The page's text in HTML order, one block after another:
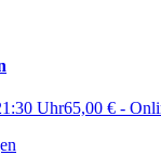
Uhr65,00 € -